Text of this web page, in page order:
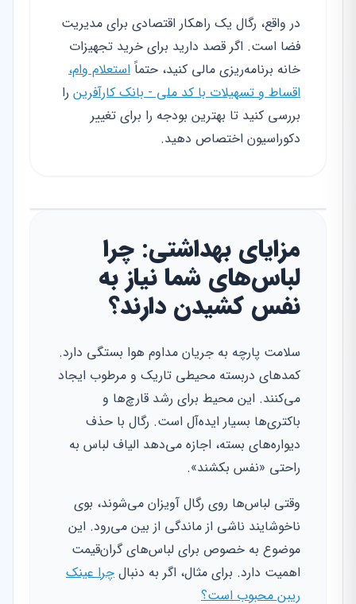
در واقع، رگال یک راهکار اقتصادی برای مدیریت
فضا است. اگر قصد دارید برای خرید تجهیزات
خانه برنامه‌ریزی مالی کنید، حتماً استعلام وام،
اقساط و تسهیلات با کد ملی - بانک کارآفرین را
بررسی کنید تا بهترین بودجه را برای تغییر
دکوراسیون اختصاص دهید.
مزایای بهداشتی: چرا
لباس‌های شما نیاز به
نفس کشیدن دارند؟
سلامت پارچه به جریان مداوم هوا بستگی دارد.
کمد‌های دربسته محیطی تاریک و مرطوب ایجاد
می‌کنند. این محیط برای رشد قارچ‌ها و
باکتری‌ها بسیار ایده‌آل است. رگال با حذف
دیواره‌های بسته، اجازه می‌دهد الیاف لباس به
راحتی «نفس بکشند».
وقتی لباس‌ها روی رگال آویزان می‌شوند، بوی
ناخوشایند ناشی از ماندگی از بین می‌رود. این
موضوع به خصوص برای لباس‌های گران‌قیمت
اهمیت دارد. برای مثال، اگر به دنبال چرا عینک
ریبن محبوب است؟